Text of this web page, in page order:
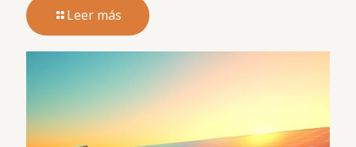
Leer más